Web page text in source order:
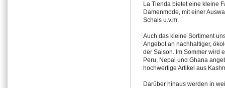
La Tienda bietet eine kleine
Damenmode, mit einer
Schals u.v.m.
Auch das kleine Sortiment
Angebot an nachhaltiger,
der Saison. Im Sommer wird
Peru, Nepal und Ghana
hochwertige Artikel aus
Darüber hinaus werden in